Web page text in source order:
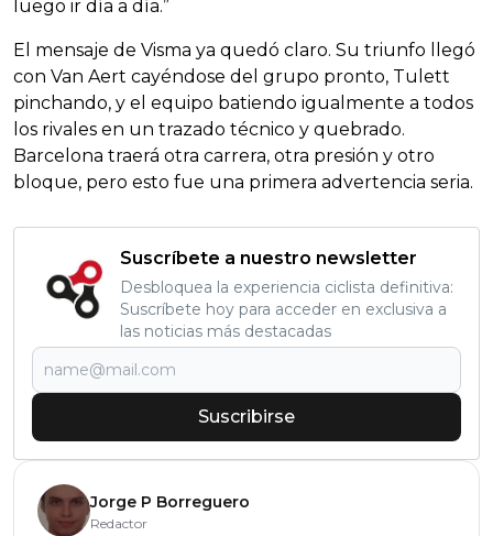
luego ir día a día.”
El mensaje de Visma ya quedó claro. Su triunfo llegó
con Van Aert cayéndose del grupo pronto, Tulett
pinchando, y el equipo batiendo igualmente a todos
los rivales en un trazado técnico y quebrado.
Barcelona traerá otra carrera, otra presión y otro
bloque, pero esto fue una primera advertencia seria.
Suscríbete a nuestro newsletter
Desbloquea la experiencia ciclista definitiva:
Suscríbete hoy para acceder en exclusiva a
las noticias más destacadas
Suscribirse
Jorge P Borreguero
Redactor